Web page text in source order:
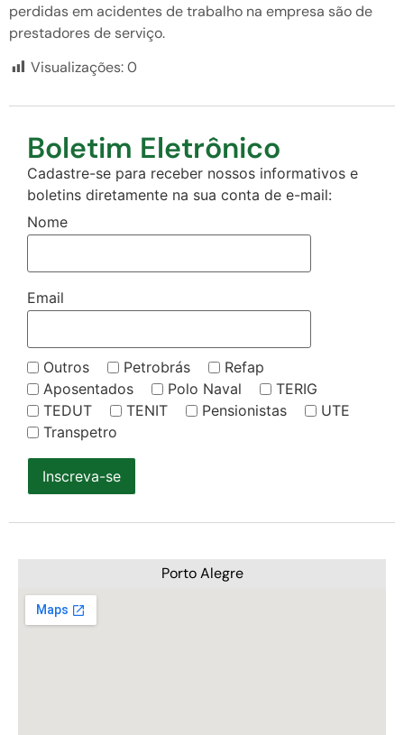
perdidas em acidentes de trabalho na empresa são de
prestadores de serviço.
Visualizações:0
Boletim Eletrônico
Cadastre-se para receber nossos informativos e
boletins diretamente na sua conta de e-mail:
Nome
Email
Outros Petrobrás
Refap
Aposentados
Polo Naval
TERIG
TEDUT
TENIT Pensionistas
UTE
Transpetro
Inscreva-se
Porto Alegre